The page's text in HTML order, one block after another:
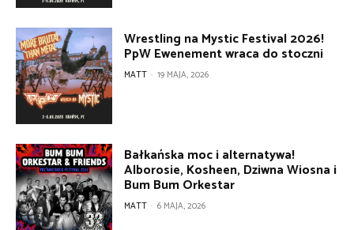
Wrestling na Mystic Festival 2026!
PpW Ewenement wraca do stoczni
MATT - 19 MAJA, 2026
Bałkańska moc i alternatywa!
Alborosie, Kosheen, Dziwna Wiosna i
Bum Bum Orkestar
MATT - 6 MAJA, 2026